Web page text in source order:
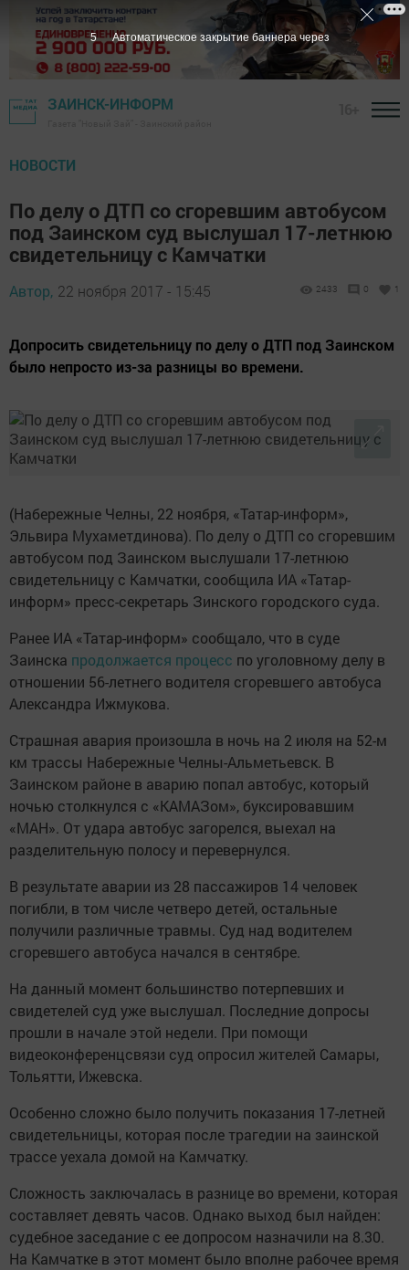
ЗАИНСК-ИНФОРМ
НОВОСТИ
По делу о ДТП со сгоревшим автобусом
под Заинском суд выслушал 17-летнюю
свидетельницу с Камчатки
Автор, 22 ноября 2017 - 15:45 2433 0 1
Допросить свидетельницу по делу о ДТП под Заинском
было непросто из-за разницы во времени.
(Набережные Челны, 22 ноября, «Татар-информ»,
Эльвира Мухаметдинова). По делу о ДТП со сгоревшим
автобусом под Заинском выслушали 17-летнюю
свидетельницу с Камчатки, сообщила ИА «Татар-
информ» пресс-секретарь Зинского городского суда.
Ранее ИА «Татар-информ» сообщало, что в суде
Заинска продолжается процесс по уголовному делу в
отношении 56-летнего водителя сгоревшего автобуса
Александра Ижмукова.
Страшная авария произошла в ночь на 2 июля на 52-м
км трассы Набережные Челны-Альметьевск. В
Заинском районе в аварию попал автобус, который
ночью столкнулся с «КАМАЗом», буксировавшим
«МАН». От удара автобус загорелся, выехал на
разделительную полосу и перевернулся.
В результате аварии из 28 пассажиров 14 человек
погибли, в том числе четверо детей, остальные
получили различные травмы. Суд над водителем
сгоревшего автобуса начался в сентябре.
На данный момент большинство потерпевших и
свидетелей суд уже выслушал. Последние допросы
прошли в начале этой недели. При помощи
видеоконференцсвязи суд опросил жителей Самары,
Тольятти, Ижевска.
Особенно сложно было получить показания 17-летней
свидетельницы, которая после трагедии на заинской
трассе уехала домой на Камчатку.
Сложность заключалась в разнице во времени, которая
составляет девять часов. Однако выход был найден:
судебное заседание с ее допросом назначили на 8.30.
На Камчатке в этот момент было вполне рабочее время
4 Автоматическое закрытие баннера через